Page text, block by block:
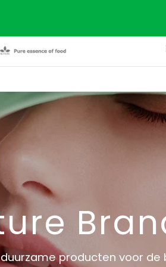
producten voor de